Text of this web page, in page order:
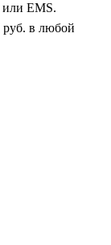
EMS.
руб. в любой